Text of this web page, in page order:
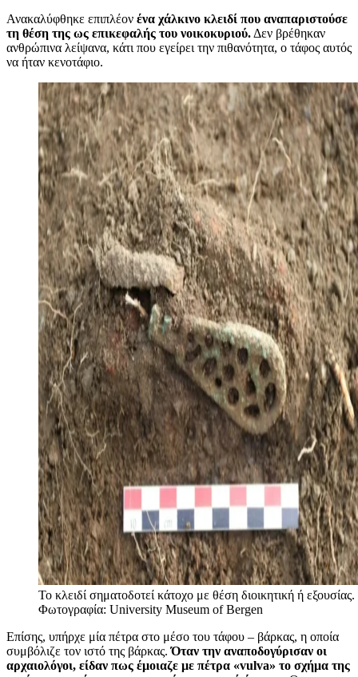
Ανακαλύφθηκε επιπλέον ένα χάλκινο κλειδί που αναπαριστούσε
τη θέση της ως επικεφαλής του νοικοκυριού. Δεν βρέθηκαν
ανθρώπινα λείψανα, κάτι που εγείρει την πιθανότητα, ο τάφος αυτός
να ήταν κενοτάφιο.
Το κλειδί σηματοδοτεί κάτοχο με θέση διοικητική ή εξουσίας.
Φωτογραφία: University Museum of Bergen
Επίσης, υπήρχε μία πέτρα στο μέσο του τάφου – βάρκας, η οποία
συμβόλιζε τον ιστό της βάρκας.Όταν την αναποδογύρισαν οι
αρχαιολόγοι, είδαν πως έμοιαζε με πέτρα «vulva» το σχήμα της